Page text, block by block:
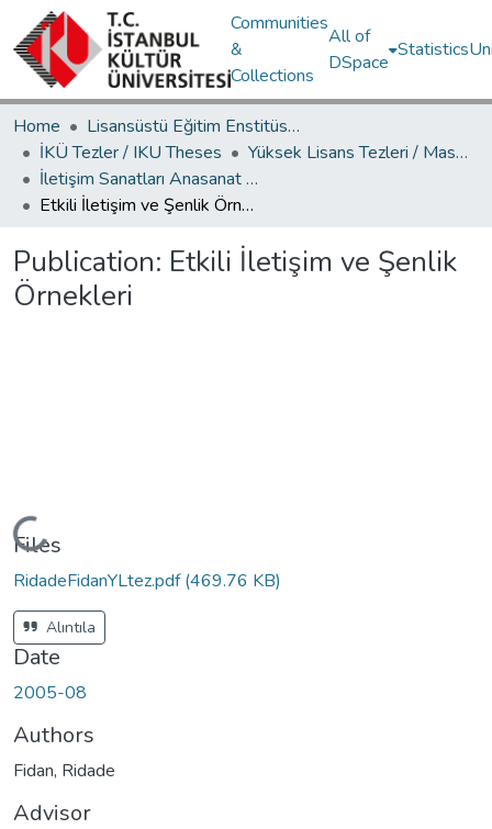
Communities
&
Collections
All of
DSpace
Statistics
Home
Lisansüstü Eğitim Enstitüsü / Postgraduate Education Institute
İKÜ Tezler / IKU Theses
Yüksek Lisans Tezleri / Master's Theses
İletişim Sanatları Anasanat Dalı / Communication Arts Department
Etkili İletişim ve Şenlik Örnekleri
Publication: Etkili İletişim ve Şenlik
Örnekleri
Loading...
Files
RidadeFidanYLtez.pdf(469.76 KB)
Alıntıla
Date
2005-08
Authors
Fidan, Ridade
Advisor